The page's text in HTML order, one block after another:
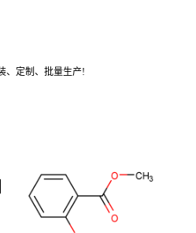
、定制、批量生产!